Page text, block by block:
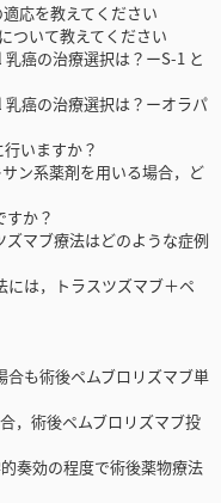
応を教えてください
ついて教えてください
癌の治療選択は？ーS-1 と
癌の治療選択は？ーオラパ
いますか？
ン系薬剤を用いる場合，ど
か？
マブ療法はどのような症例
は，トラスツズマブ＋ペ
も術後ペムブロリズマブ単
，術後ペムブロリズマブ投
奏効の程度で術後薬物療法